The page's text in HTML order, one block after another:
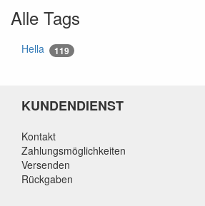
Alle Tags
Hella 119
KUNDENDIENST
Kontakt
Zahlungsmöglichkeiten
Versenden
Rückgaben